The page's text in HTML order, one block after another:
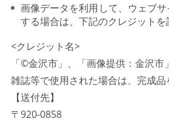
画像データを利用して、ウェブ
する場合は、下記のクレジットを
<クレジット名>
「©金沢市」、「画像提供：金沢
雑誌等で使用された場合は、完成品
【送付先】
〒920-0858